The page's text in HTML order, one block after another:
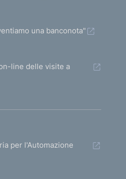
una banconota"
line delle visite a
per l'Automazione